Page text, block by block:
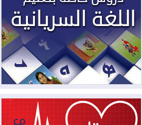
2026-08-06مئات القاصرين بلا مأوى.. أزمة
سبتة تتصاعد وتضغط على مدريد
2026-08-05
لمدة عام.. بدء توريد 100
مليون قدم مكعب يومياً من غاز كورمور في
إقليم كوردستان إلى وزارة الكهرباء العراقية
2026-08-05
15كارثة بيئية ومناخية ترسم
ملامح أخطر التحديات التي تواجه العراق
اليوم